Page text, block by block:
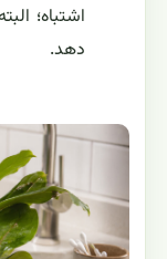
اشتباه؛
دهد.